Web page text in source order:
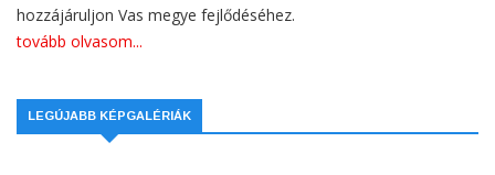
hozzájáruljon Vas megye fejlődéséhez.
tovább olvasom...
LEGÚJABB KÉPGALÉRIÁK